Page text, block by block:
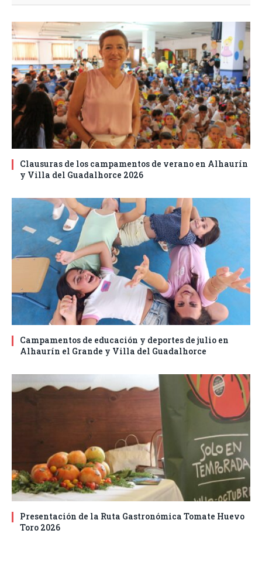
Clausuras de los campamentos de verano en Alhaurín
y Villa del Guadalhorce 2026
Campamentos de educación y deportes de julio en
Alhaurín el Grande y Villa del Guadalhorce
Presentación de la Ruta Gastronómica Tomate Huevo
Toro 2026